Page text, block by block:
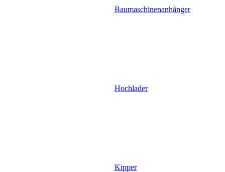
Baumaschinenanhänger
Hochlader
Kipper